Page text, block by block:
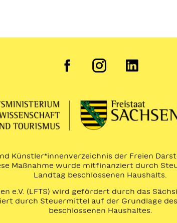
Künstler*innenverzeichnis der Freien
Maßnahme wurde mitfinanziert durch
Landtag beschlossenen Haushalts.
e.V. (LFTS) wird gefördert durch das
durch Steuermittel auf der Grundlage
beschlossenen Haushaltes.